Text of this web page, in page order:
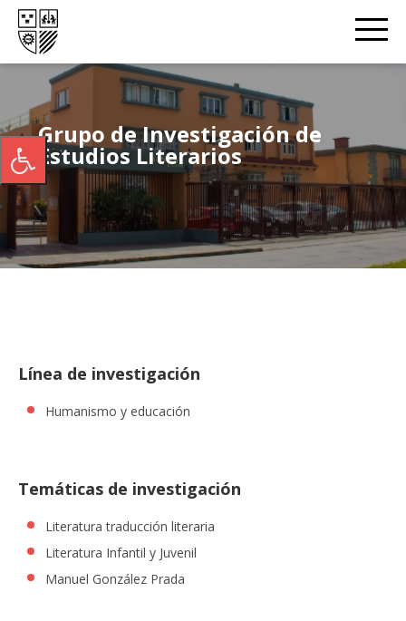
Grupo de Investigación de
Estudios Literarios
Línea de investigación
Humanismo y educación
Temáticas de investigación
Literatura traducción literaria
Literatura Infantil y Juvenil
Manuel González Prada